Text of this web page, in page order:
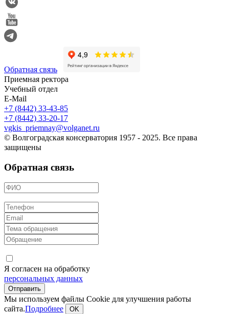
Обратная связь
Приемная ректора
Учебный отдел
E-Mail
+7 (8442) 33-43-85
+7 (8442) 33-20-17
vgkis_priemnay@volganet.ru
© Волгоградская консерватория 1957 - 2025. Все права
защищены
Обратная связь
Я согласен на обработку
персональных данных
Мы используем файлы Cookie для улучшения работы
сайта.Подробнее OK